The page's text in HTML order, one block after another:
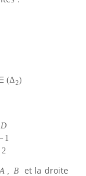
(Δ2)
D
1
2
A , B et la droite